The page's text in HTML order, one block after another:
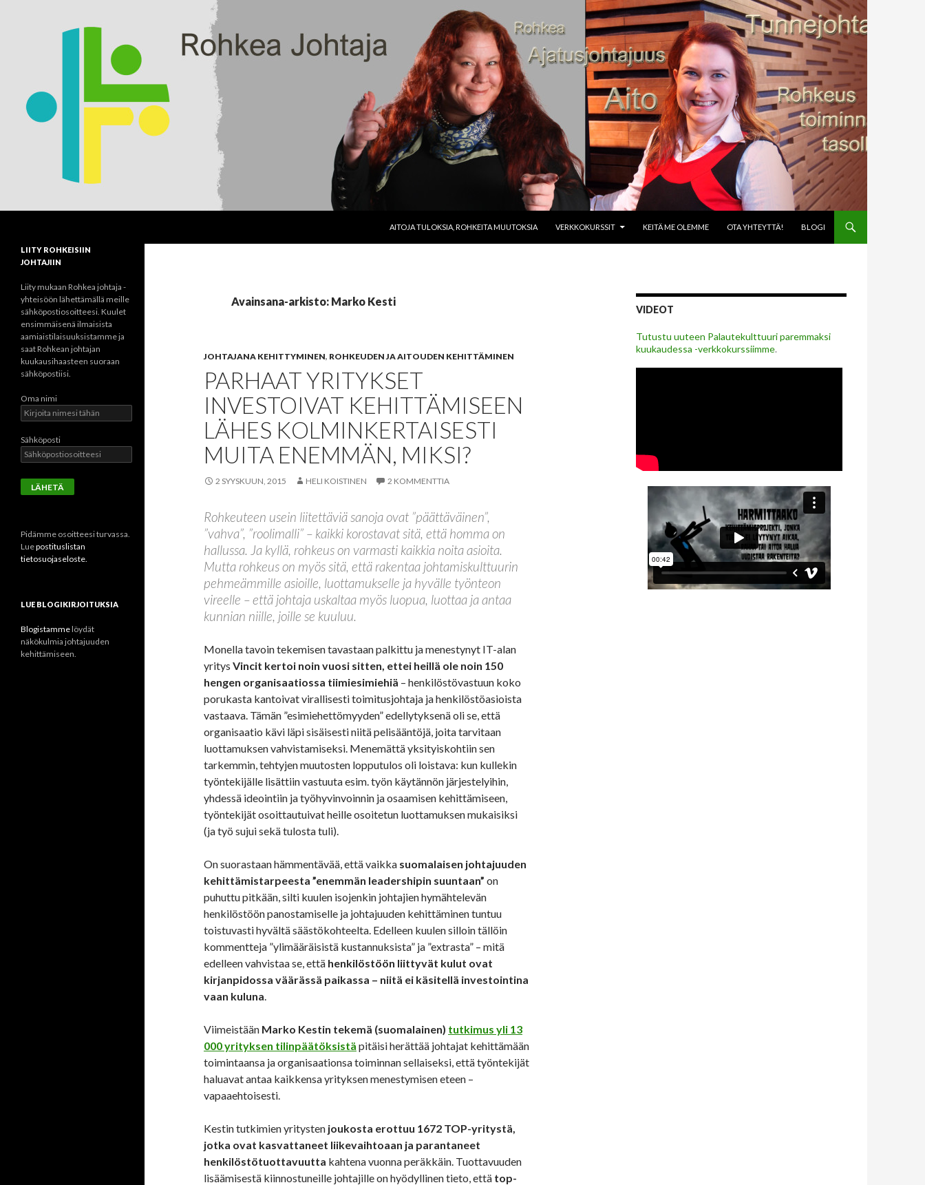
AITOJA TULOKSIA, ROHKEITA MUUTOKSIA
VERKKOKURSSIT KEITÄ ME OLEMME OTA YHTEYTTÄ! BLOGI
Avainsana-arkisto: Marko Kesti
JOHTAJANA KEHITTYMINEN, ROHKEUDEN JA AITOUDEN KEHITTÄMINEN
PARHAAT YRITYKSET
INVESTOIVAT KEHITTÄMISEEN
LÄHES KOLMINKERTAISESTI
MUITA ENEMMÄN, MIKSI?
2 SYYSKUUN, 2015 HELI KOISTINEN 2 KOMMENTTIA
Rohkeuteen usein liitettäviä sanoja ovat ”päättäväinen”,
”vahva”, ”roolimalli” – kaikki korostavat sitä, että homma on
hallussa. Ja kyllä, rohkeus on varmasti kaikkia noita asioita.
Mutta rohkeus on myös sitä, että rakentaa johtamiskulttuurin
pehmeämmille asioille, luottamukselle ja hyvälle työnteon
vireelle – että johtaja uskaltaa myös luopua, luottaa ja antaa
kunnian niille, joille se kuuluu.
Monella tavoin tekemisen tavastaan palkittu ja menestynyt IT-alan
yritys Vincit kertoi noin vuosi sitten, ettei heillä ole noin 150
hengen organisaatiossa tiimiesimiehiä – henkilöstövastuun koko
porukasta kantoivat virallisesti toimitusjohtaja ja henkilöstöasioista
vastaava. Tämän ”esimiehettömyyden” edellytyksenä oli se, että
organisaatio kävi läpi sisäisesti niitä pelisääntöjä, joita tarvitaan
luottamuksen vahvistamiseksi. Menemättä yksityiskohtiin sen
tarkemmin, tehtyjen muutosten lopputulos oli loistava: kun kullekin
työntekijälle lisättiin vastuuta esim. työn käytännön järjestelyihin,
yhdessä ideointiin ja työhyvinvoinnin ja osaamisen kehittämiseen,
työntekijät osoittautuivat heille osoitetun luottamuksen mukaisiksi
(ja työ sujui sekä tulosta tuli).
On suorastaan hämmentävää, että vaikka suomalaisen johtajuuden
kehittämistarpeesta ”enemmän leadershipin suuntaan” on
puhuttu pitkään, silti kuulen isojenkin johtajien hymähtelevän
henkilöstöön panostamiselle ja johtajuuden kehittäminen tuntuu
toistuvasti hyvältä säästökohteelta. Edelleen kuulen silloin tällöin
kommentteja ”ylimääräisistä kustannuksista” ja ”extrasta” – mitä
edelleen vahvistaa se, että henkilöstöön liittyvät kulut ovat
kirjanpidossa väärässä paikassa – niitä ei käsitellä investointina
vaan kuluna.
Viimeistään Marko Kestin tekemä (suomalainen) tutkimus yli 13
000 yrityksen tilinpäätöksistä pitäisi herättää johtajat kehittämään
toimintaansa ja organisaationsa toiminnan sellaiseksi, että työntekijät
haluavat antaa kaikkensa yrityksen menestymisen eteen –
vapaaehtoisesti.
Kestin tutkimien yritysten joukosta erottuu 1672 TOP-yritystä,
jotka ovat kasvattaneet liikevaihtoaan ja parantaneet
henkilöstötuottavuutta kahtena vuonna peräkkäin. Tuottavuuden
lisäämisestä kiinnostuneille johtajille on hyödyllinen tieto, että top-
VIDEOT
Tutustu uuteen Palautekulttuuri paremmaksi
kuukaudessa -verkkokurssiimme.
LIITY ROHKEISIIN
JOHTAJIIN
Liity mukaan Rohkea johtaja -
yhteisöön lähettämällä meille
sähköpostiosoitteesi. Kuulet
ensimmäisenä ilmaisista
aamiaistilaisuuksistamme ja
saat Rohkean johtajan
kuukausihaasteen suoraan
sähköpostiisi.
Oma nimi
Sähköposti
Pidämme osoitteesi turvassa.
Luepostituslistan
tietosuojaseloste.
LUE BLOGIKIRJOITUKSIA
Blogistammelöydät
näkökulmia johtajuuden
kehittämiseen.